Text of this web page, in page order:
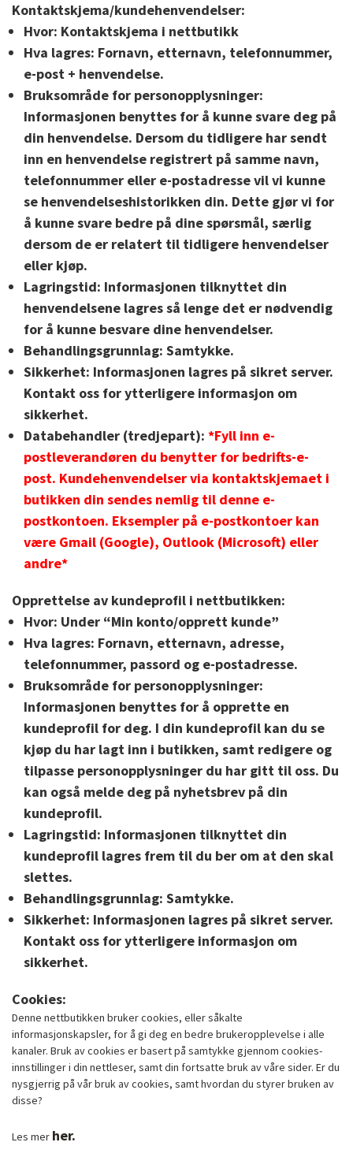
Kontaktskjema/kundehenvendelser:
Hvor: Kontaktskjema i nettbutikk
Hva lagres: Fornavn, etternavn, telefonnummer,
e-post + henvendelse.
Bruksområde for personopplysninger:
Informasjonen benyttes for å kunne svare deg på
din henvendelse. Dersom du tidligere har sendt
inn en henvendelse registrert på samme navn,
telefonnummer eller e-postadresse vil vi kunne
se henvendelseshistorikken din. Dette gjør vi for
å kunne svare bedre på dine spørsmål, særlig
dersom de er relatert til tidligere henvendelser
eller kjøp.
Lagringstid: Informasjonen tilknyttet din
henvendelsene lagres så lenge det er nødvendig
for å kunne besvare dine henvendelser.
Behandlingsgrunnlag: Samtykke.
Sikkerhet: Informasjonen lagres på sikret server.
Kontakt oss for ytterligere informasjon om
sikkerhet.
Databehandler (tredjepart): *Fyll inn e-
postleverandøren du benytter for bedrifts-e-
post. Kundehenvendelser via kontaktskjemaet i
butikken din sendes nemlig til denne e-
postkontoen. Eksempler på e-postkontoer kan
være Gmail (Google), Outlook (Microsoft) eller
andre*
Opprettelse av kundeprofil i nettbutikken:
Hvor: Under “Min konto/opprett kunde”
Hva lagres: Fornavn, etternavn, adresse,
telefonnummer, passord og e-postadresse.
Bruksområde for personopplysninger:
Informasjonen benyttes for å opprette en
kundeprofil for deg. I din kundeprofil kan du se
kjøp du har lagt inn i butikken, samt redigere og
tilpasse personopplysninger du har gitt til oss. Du
kan også melde deg på nyhetsbrev på din
kundeprofil.
Lagringstid: Informasjonen tilknyttet din
kundeprofil lagres frem til du ber om at den skal
slettes.
Behandlingsgrunnlag: Samtykke.
Sikkerhet: Informasjonen lagres på sikret server.
Kontakt oss for ytterligere informasjon om
sikkerhet.
Cookies:
Denne nettbutikken bruker cookies, eller såkalte
informasjonskapsler, for å gi deg en bedre brukeropplevelse i alle
kanaler. Bruk av cookies er basert på samtykke gjennom cookies-
innstillinger i din nettleser, samt din fortsatte bruk av våre sider. Er du
nysgjerrig på vår bruk av cookies, samt hvordan du styrer bruken av
disse?
Les mer her.